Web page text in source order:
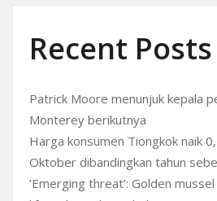
Recent Posts
Patrick Moore menunjuk kepala
Monterey berikutnya
Harga konsumen Tiongkok naik
Oktober dibandingkan tahun
‘Emerging threat’: Golden